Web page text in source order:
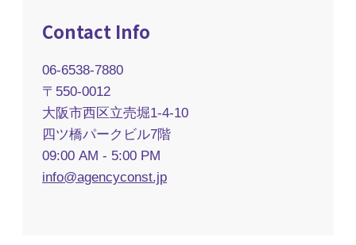
Contact Info
06-6538-7880
〒550-0012
大阪市西区立売堀1-4-10
四ツ橋パークビル7階
09:00 AM - 5:00 PM
info@agencyconst.jp